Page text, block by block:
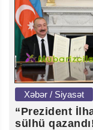
Xəbər / Siyasət
“Prezident
sülhü